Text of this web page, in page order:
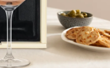
quelques étapes – avec
message qui touche le cœur.
pour le moment idéal.